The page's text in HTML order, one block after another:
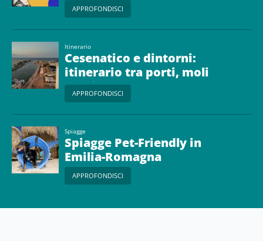
APPROFONDISCI
Itinerario
Cesenatico e dintorni:
itinerario tra porti, moli
e fari
APPROFONDISCI
Spiagge
Spiagge Pet-Friendly in
Emilia-Romagna
APPROFONDISCI